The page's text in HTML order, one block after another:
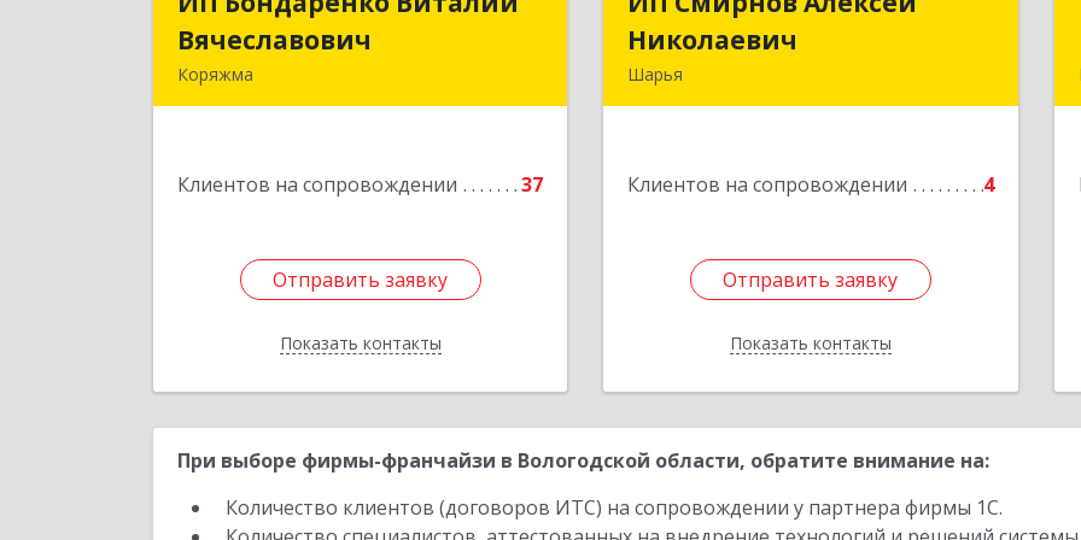
Вячеславович
Коряжма
Клиентов на сопровождении 37
Отправить заявку
Показать контакты
Вячеславович
Отправить заявку
Назад
Николаевич
Шарья
Клиентов на сопровождении 4
Отправить заявку
Показать контакты
Отправить заявку
Назад
При выборе фирмы-франчайзи в Вологодской области, обратите внимание на:
Количество клиентов (договоров ИТС) на сопровождении у партнера фирмы 1С.